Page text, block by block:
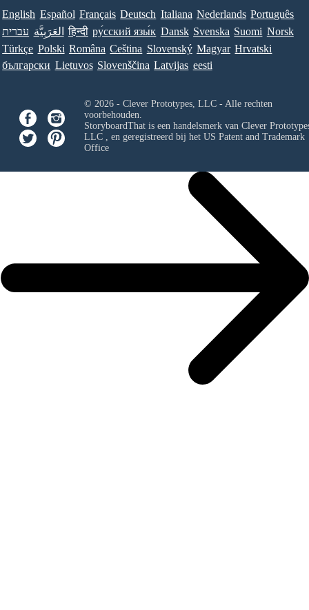
English Español Français Deutsch Italiana Nederlands Português
עברית العَرَبِيَّة हिन्दी ру́сский язы́к Dansk Svenska Suomi Norsk
Türkçe Polski Româna Ceština Slovenský Magyar Hrvatski
български Lietuvos Slovenščina Latvijas eesti
© 2026 - Clever Prototypes, LLC - Alle rechten
voorbehouden.
StoryboardThat is een handelsmerk van Clever
LLC, en geregistreerd bij het US Patent and Trademark
Office